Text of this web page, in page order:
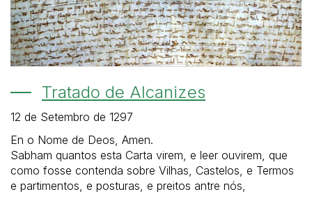
Tratado de Alcanizes
12 de Setembro de 1297
En o Nome de Deos, Amen.
Sabham quantos esta Carta virem, e leer ouvirem, que
como fosse contenda sobre Vilhas, Castelos, e Termos
e partimentos, e posturas, e preitos antre nós,